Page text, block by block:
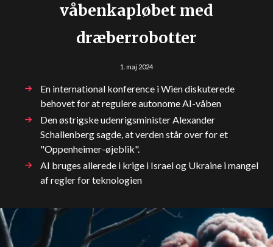
våbenkapløbet med
dræberrobotter
1. maj 2024
En international konference i Wien diskuterede
behovet for at regulere autonome AI-våben
Den østrigske udenrigsminister Alexander
Schallenberg sagde, at verden står over for et
"Oppenheimer-øjeblik".
AI bruges allerede i krige i Israel og Ukraine i mangel
af regler for teknologien